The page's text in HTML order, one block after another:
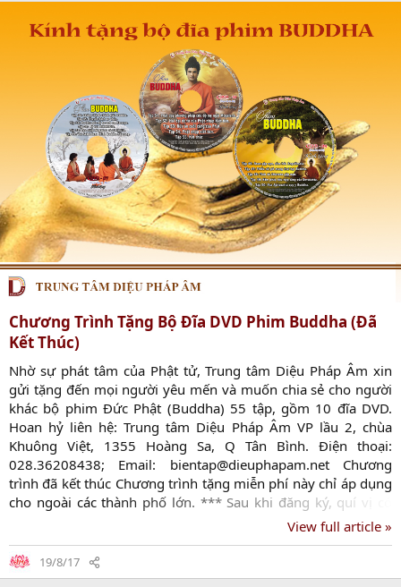
đĩa...
Chương Trình Tặng Bộ Đĩa DVD Phim Buddha (Đã
Kết Thúc)
Nhờ sự phát tâm của Phật tử, Trung tâm Diệu Pháp Âm xin
gửi tặng đến mọi người yêu mến và muốn chia sẻ cho người
khác bộ phim Đức Phật (Buddha) 55 tập, gồm 10 đĩa DVD.
Hoan hỷ liên hệ: Trung tâm Diệu Pháp Âm VP lầu 2, chùa
Khuông Việt, 1355 Hoàng Sa, Q Tân Bình. Điện thoại:
028.36208438; Email: bientap@dieuphapam.netChương
trình đã kết thúc Chương trình tặng miễn phí này chỉ áp dụng
cho ngoài các thành phố lớn. *** Sau khi đăng ký, quí vị có
thể chờ hơi lâu một chút, vì mỗi tháng Trung tâm tổng hợp và
TP.HCM có USB, HDD, Thẻ nhớ, có thể mang đến Trung tâm
Diệu Pháp Âm để chép.
View full article »
19/8/17